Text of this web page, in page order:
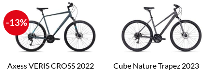
-13%
Axess VERIS CROSS 2022 Cube Nature Trapez 2023